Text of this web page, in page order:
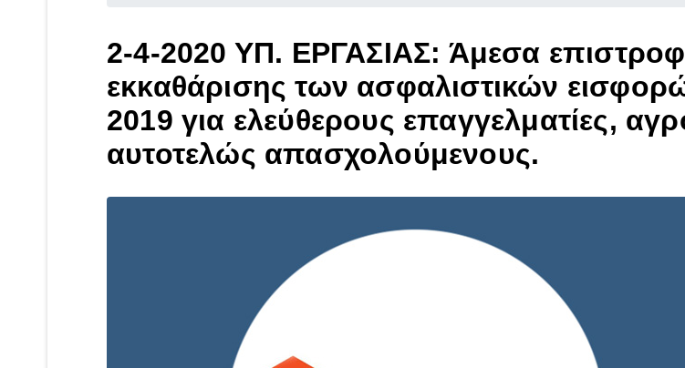
2-4-2020 ΥΠ. ΕΡΓΑΣΙΑΣ: Άμεσα
εκκαθάρισης των ασφαλιστικών
2019 για ελεύθερους επαγγελματίες,
αυτοτελώς απασχολούμενους.